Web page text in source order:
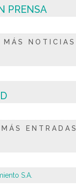
PRENSA
MÁS NOTICIAS
MÁS ENTRADAS
S.A.